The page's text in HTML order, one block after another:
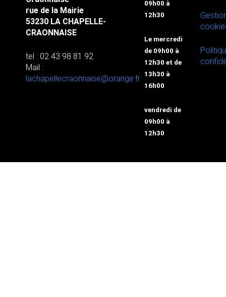
rue de la Mairie
53230 LA CHAPELLE-
CRAONNAISE
tel : 02 43 98 81 92
Mail :
lachapellecraonnaise@orange.fr
09h00 à
12h30
Le mercredi
de 09h00 à
12h30 et de
13h30 à
16h00
vendredi de
09h00 à
12h30